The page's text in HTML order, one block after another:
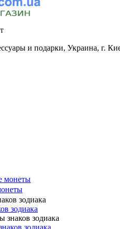
и подарки, Украина, г.
зодиака
зодиака